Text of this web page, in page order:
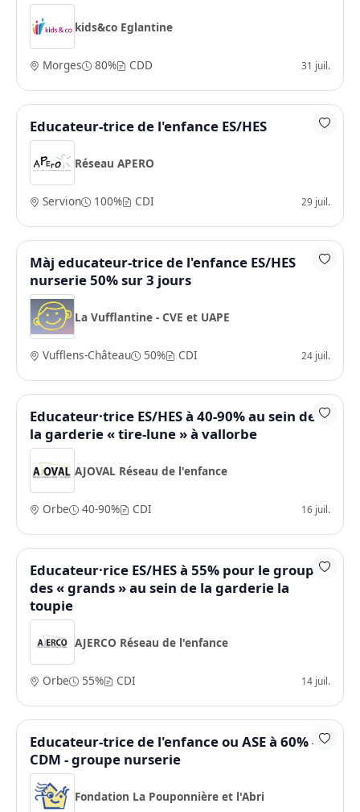
kids&co Eglantine
Morges 80% CDD 31 juil.
Educateur-trice de l'enfance ES/HES
Réseau APERO
Servion 100% CDI 29 juil.
Màj educateur-trice de l'enfance ES/HES
nurserie 50% sur 3 jours
La Vufflantine - CVE et UAPE
Vufflens-Château 50% CDI 24 juil.
Educateur·trice ES/HES à 40-90% au sein de
la garderie « tire-lune » à vallorbe
AJOVAL Réseau de l'enfance
Orbe 40-90% CDI 16 juil.
Educateur·rice ES/HES à 55% pour le groupe
des « grands » au sein de la garderie la
toupie
AJERCO Réseau de l'enfance
Orbe 55% CDI 14 juil.
Educateur-trice de l'enfance ou ASE à 60% -
CDM - groupe nurserie
Fondation La Pouponnière et l'Abri